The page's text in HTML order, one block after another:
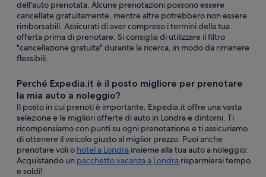
dell'auto prenotata. Alcune prenotazioni possono essere
cancellate gratuitamente, mentre altre potrebbero non essere
rimborsabili. Assicurati di aver compreso i termini della tua
offerta prima di prenotare. Si consiglia di utilizzare il filtro
"cancellazione gratuita" durante la ricerca, in modo da rimanere
flessibili.
Perché Expedia.it è il posto migliore per prenotare
la mia auto a noleggio?
Il posto in cui prenoti è importante. Expedia.it offre una vasta
selezione e le migliori offerte di auto in Londra e dintorni. Ti
ricompensiamo con punti su ogni prenotazione e ti assicuriamo
di ottenere il veicolo giusto al miglior prezzo. Puoi anche
prenotare voli o hotel a Londra insieme alla tua auto a noleggio:
Acquistando un pacchetto vacanza a Londra risparmierai tempo
e soldi!